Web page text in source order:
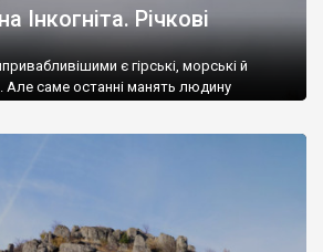
Інкогніта. Річкові
є гірські, морські й
Але саме останні манять людину